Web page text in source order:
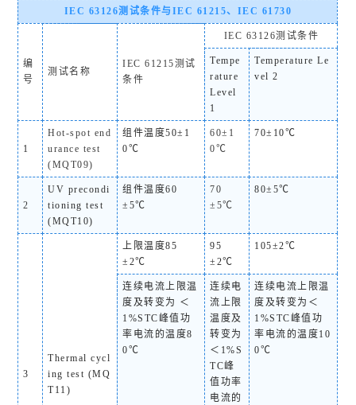
IEC 63126测试条件与IEC 61215、IEC 61730
编
号
测试名称
IEC 61215测试
条件
IEC 63126测试条件
Tempe
rature
Level
1
Temperature Le
vel 2
1
Hot-spot end
urance test
(MQT09)
组件温度50±1
0℃
60±1
0℃
70±10℃
2
UV precondi
tioning test
(MQT10)
组件温度60
±5℃
70
±5℃
80±5℃
3
Thermal cycl
ing test (MQ
T11)
上限温度85
±2℃
95
±2℃
105±2℃
连续电流上限温
度及转变为 ＜
1%STC峰值功
率电流的温度8
0℃
连续电
流上限
温度及
转变为
＜1%S
TC峰
值功率
电流的
连续电流上限温
度及转变为＜
1%STC峰值功
率电流的温度10
0℃